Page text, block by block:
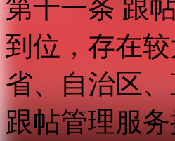
第十一条 跟
到位，存在
省、自治区
跟帖管理服